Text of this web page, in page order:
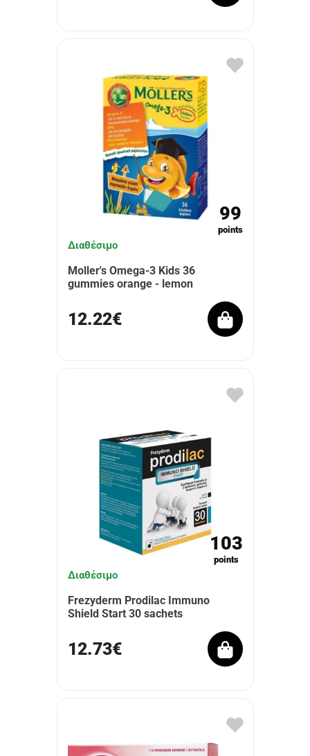
99
points
Διαθέσιμο
Moller's Omega-3 Kids 36
gummies orange - lemon
12.22€
103
points
Διαθέσιμο
Frezyderm Prodilac Immuno
Shield Start 30 sachets
12.73€